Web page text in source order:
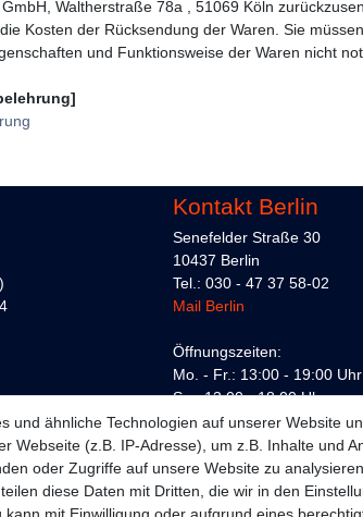
Waltherstraße 78a , 51069 Köln
Kosten der Rücksendung der Waren. Sie
und Funktionsweise der Waren nicht
Kontakt Berlin
Senefelder Straße 30
10437 Berlin
Tel.: 030 - 47 37 58-02
Mail Berlin
Öffnungszeiten:
Mo. - Fr.: 13:00 - 19:00 Uhr
Sa.: 13:00 - 18:00 Uhr
Termine außerhalb der
möglich
und ähnliche Technologien auf unserer Website
Webseite (z.B. IP-Adresse), um z.B. Inhalte und
oder Zugriffe auf unsere Website zu
diese Daten mit Dritten, die wir in den